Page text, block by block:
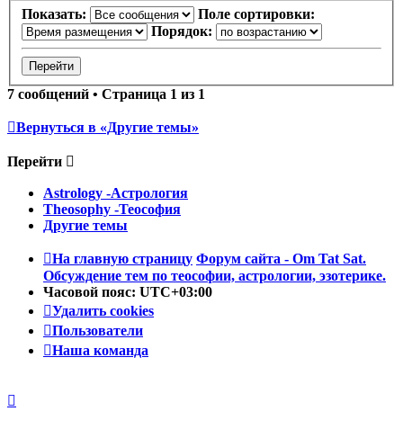
Показать:
Поле сортировки:
Порядок:
7 сообщений • Страница 1 из 1
Вернуться в «Другие темы»
Перейти
Astrology -Астрология
Theosophy -Теософия
Другие темы
На главную страницу Форум сайта - Om Tat Sat.
Обсуждение тем по теософии, астрологии, эзотерике.
Часовой пояс: UTC+03:00
Удалить cookies
Пользователи
Наша команда